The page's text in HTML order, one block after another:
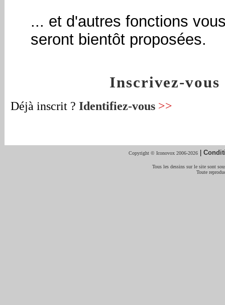
... et d'autres fonctions
seront bientôt proposées.
Inscrivez-vous
Déjà inscrit ? Identifiez-vous >>
Copyright © Iconovox 2006-2026 |
Tous les dessins sur le site sont
Toute